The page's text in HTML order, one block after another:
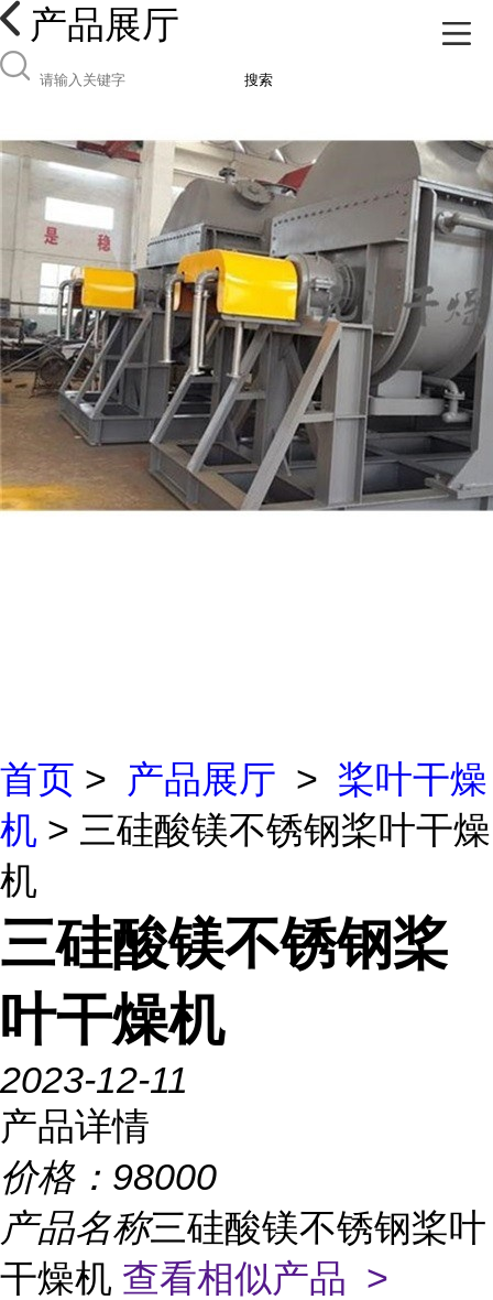
产品展厅
搜索
首页 > 产品展厅 > 桨叶干燥
机 > 三硅酸镁不锈钢桨叶干燥
机
三硅酸镁不锈钢桨
叶干燥机
2023-12-11
产品详情
价格： 98000
产品名称三硅酸镁不锈钢桨叶
干燥机 查看相似产品 >